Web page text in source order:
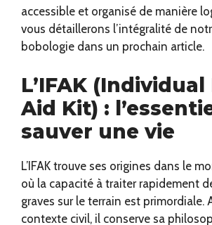
accessible et organisé de manière
vous détaillerons l’intégralité de
bobologie dans un prochain article.
L’IFAK
Aid Kit) :
sauver une vie
L’IFAK trouve ses origines dans le
où la capacité à traiter rapidement
graves sur le terrain est primordiale.
contexte civil, il conserve sa